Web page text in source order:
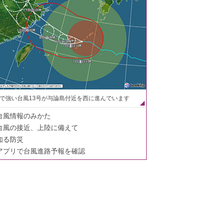
強い台風13号が与論島付近を西に進んでいます
風情報のみかた
風の接近、上陸に備えて
る防災
プリで台風進路予報を確認